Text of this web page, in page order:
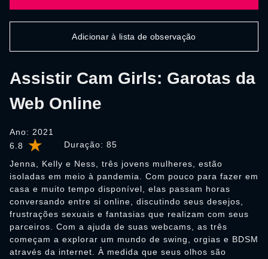
6.8 Duração: 85
Assistir Cam Girls: Garotas da
Web Online
Ano: 2021
Jenna, Kelly e Ness, três jovens mulheres, estão
isoladas em meio à pandemia. Com pouco para fazer em
casa e muito tempo disponível, elas passam horas
conversando entre si online, discutindo seus desejos,
frustrações sexuais e fantasias que realizam com seus
parceiros. Com a ajuda de suas webcams, as três
começam a explorar um mundo de swing, orgias e BDSM
através da internet. À medida que seus olhos são
Adicionar à lista de observação